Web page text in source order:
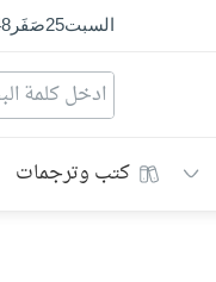
السبت25صَفَر
كتب وترجمات